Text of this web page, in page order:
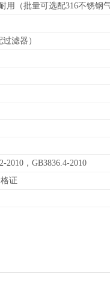
（批量可选配316不锈钢气
滤器）
2010，GB3836.4-2010
证